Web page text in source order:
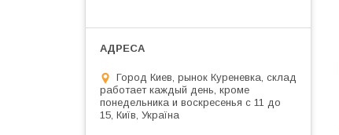
Город Киев, рынок Куреневка, склад
работает каждый день, кроме
понедельника и воскресенья с 11 до
15, Київ, Україна